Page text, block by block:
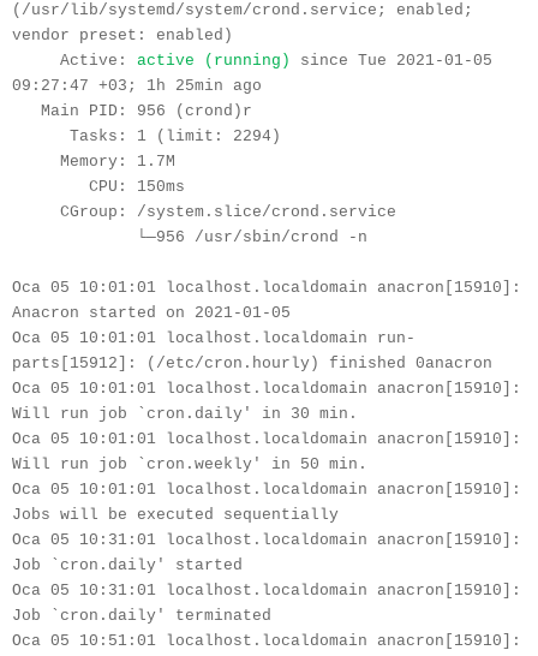
(/usr/lib/systemd/system/crond.service; enabled;
vendor preset: enabled)
Active: active (running) since Tue 2021-01-05
09:27:47 +03; 1h 25min ago
Main PID: 956 (crond)r
Tasks: 1 (limit: 2294)
Memory: 1.7M
CPU: 150ms
CGroup: /system.slice/crond.service
└─956 /usr/sbin/crond -n
Oca 05 10:01:01 localhost.localdomain anacron[15910]:
Anacron started on 2021-01-05
Oca 05 10:01:01 localhost.localdomain run-
parts[15912]: (/etc/cron.hourly) finished 0anacron
Oca 05 10:01:01 localhost.localdomain anacron[15910]:
Will run job `cron.daily' in 30 min.
Oca 05 10:01:01 localhost.localdomain anacron[15910]:
Will run job `cron.weekly' in 50 min.
Oca 05 10:01:01 localhost.localdomain anacron[15910]:
Jobs will be executed sequentially
Oca 05 10:31:01 localhost.localdomain anacron[15910]:
Job `cron.daily' started
Oca 05 10:31:01 localhost.localdomain anacron[15910]:
Job `cron.daily' terminated
Oca 05 10:51:01 localhost.localdomain anacron[15910]: